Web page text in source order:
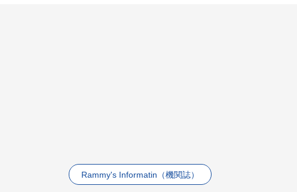
Rammy's Informatin（機関誌）